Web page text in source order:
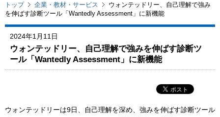
トップ 企業・教材・サービス
ウォンテッドリー、自己理解で強み
を伸ばす診断ツール「Wantedly Assessment」に新機能
2024年1月11日
ウォンテッドリー、自己理解で強みを伸ばす診断ツ
ール「Wantedly Assessment」に新機能
ウォンテッドリーは9日、⾃⼰理解を深め、強みを伸ばす診断ツール